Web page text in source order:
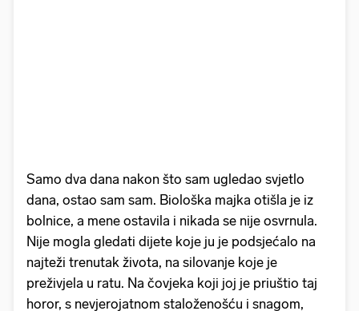
Samo dva dana nakon što sam ugledao svjetlo
dana, ostao sam sam. Biološka majka otišla je iz
bolnice, a mene ostavila i nikada se nije osvrnula.
Nije mogla gledati dijete koje ju je podsjećalo na
najteži trenutak života, na silovanje koje je
preživjela u ratu. Na čovjeka koji joj je priuštio taj
horor, s nevjerojatnom staloženošću i snagom,